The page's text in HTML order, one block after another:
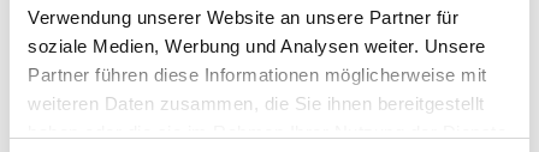
Verwendung unserer Website an unsere Partner für
soziale Medien, Werbung und Analysen weiter. Unsere
Partner führen diese Informationen möglicherweise mit
weiteren Daten zusammen, die Sie ihnen bereitgestellt
Kostenfreie Lieferungen